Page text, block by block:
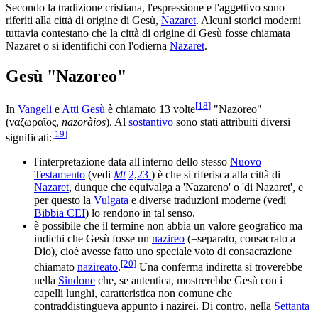
Secondo la tradizione cristiana, l'espressione e l'aggettivo sono
riferiti alla città di origine di Gesù, Nazaret. Alcuni storici moderni
tuttavia contestano che la città di origine di Gesù fosse chiamata
Nazaret o si identifichi con l'odierna Nazaret.
Gesù "Nazoreo"
In Vangeli e Atti Gesù è chiamato 13 volte[18] "Nazoreo"
(ναζωραῖος, nazoràios). Al sostantivo sono stati attribuiti diversi
significati:[19]
l'interpretazione data all'interno dello stesso Nuovo
Testamento (vedi Mt 2,23 ) è che si riferisca alla città di
Nazaret, dunque che equivalga a 'Nazareno' o 'di Nazaret', e
per questo la Vulgata e diverse traduzioni moderne (vedi
Bibbia CEI) lo rendono in tal senso.
è possibile che il termine non abbia un valore geografico ma
indichi che Gesù fosse un nazireo (=separato, consacrato a
Dio), cioè avesse fatto uno speciale voto di consacrazione
chiamato nazireato.[20] Una conferma indiretta si troverebbe
nella Sindone che, se autentica, mostrerebbe Gesù con i
capelli lunghi, caratteristica non comune che
contraddistingueva appunto i nazirei. Di contro, nella Settanta